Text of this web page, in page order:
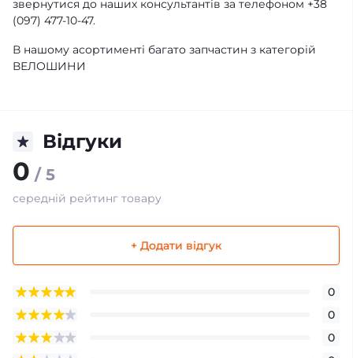
звернутися до наших консультантів за телефоном +38
(097) 477-10-47.
В нашому асортименті багато запчастин з категорій
ВЕЛОШИНИ
Відгуки
0 / 5
середній рейтинг товару
+ Додати відгук
0
0
0